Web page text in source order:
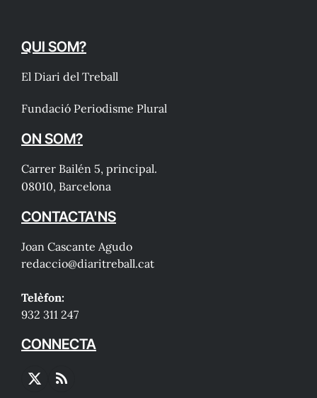
QUI SOM?
El Diari del Treball
Fundació Periodisme Plural
ON SOM?
Carrer Bailén 5, principal.
08010, Barcelona
CONTACTA'NS
Joan Cascante Agudo
redaccio@diaritreball.cat
Telèfon:
932 311 247
CONNECTA
X
RSS